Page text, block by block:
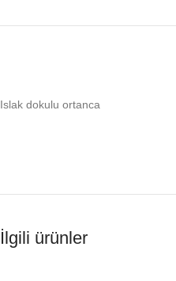
Islak dokulu ortanca
İlgili ürünler